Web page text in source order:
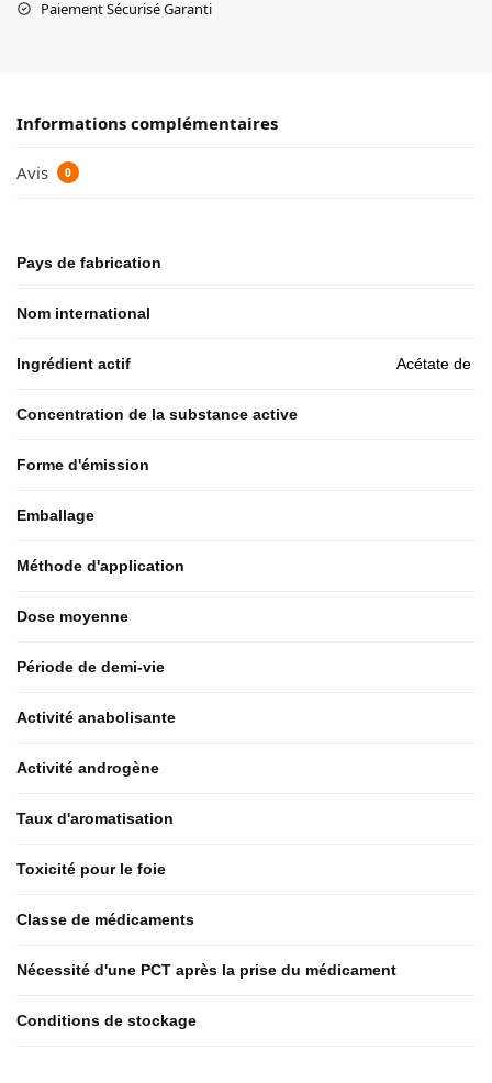
Paiement Sécurisé Garanti
Informations complémentaires
Avis 0
Pays de fabrication
Nom international
Ingrédient actif Acétate de
Concentration de la substance active
Forme d'émission
Emballage
Méthode d'application
Dose moyenne
Période de demi-vie
Activité anabolisante
Activité androgène
Taux d'aromatisation
Toxicité pour le foie
Classe de médicaments
Nécessité d'une PCT après la prise du médicament
Conditions de stockage